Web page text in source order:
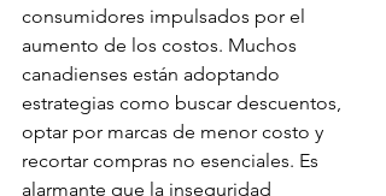
consumidores impulsados ​​por el
aumento de los costos. Muchos
canadienses están adoptando
estrategias como buscar descuentos,
optar por marcas de menor costo y
recortar compras no esenciales. Es
alarmante que la inseguridad